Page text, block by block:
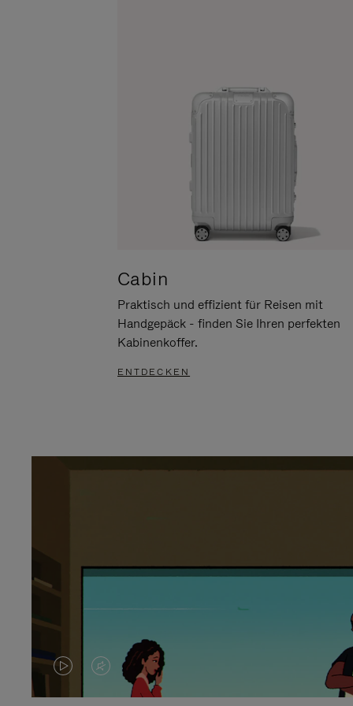
Cabin
Praktisch und effizient für Reisen mit
Handgepäck - finden Sie Ihren perfekten
Kabinenkoffer.
ENTDECKEN
DASVIDEO